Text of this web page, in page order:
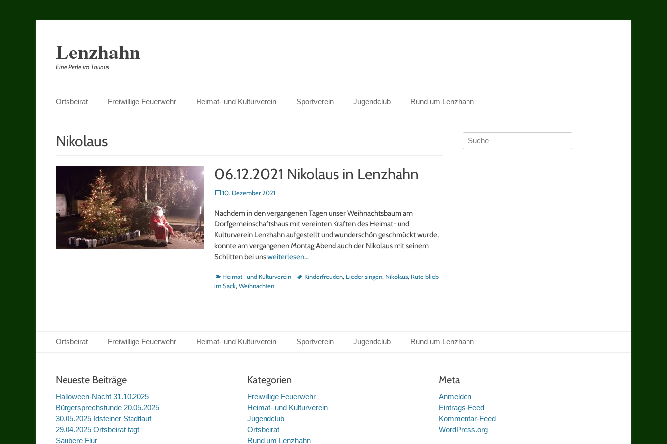
Lenzhahn
Eine Perle im Taunus
Primäres Menü
Inhalt
Ortsbeirat Freiwillige Feuerwehr Heimat- und Kulturverein Sportverein Jugendclub Rund um Lenzhahn
Nikolaus
06.12.2021 Nikolaus in Lenzhahn
Posted10. Dezember 2021
Nachdem in den vergangenen Tagen unser Weihnachtsbaum am
Dorfgemeinschaftshaus mit vereinten Kräften des Heimat- und
Kulturverein Lenzhahn aufgestellt und wunderschön geschmückt wurde,
konnte am vergangenen Montag Abend auch der Nikolaus mit seinem
Schlitten bei unsweiterlesen…
Kategorien
Heimat- und Kulturverein Schlagworte
Kinderfreuden, Lieder singen, Nikolaus, Rute blieb
im Sack, Weihnachten
Suche
nach:
Footer Menu
Inhalt
Ortsbeirat Freiwillige Feuerwehr Heimat- und Kulturverein Sportverein Jugendclub Rund um Lenzhahn
Neueste Beiträge
Halloween-Nacht 31.10.2025
Bürgersprechstunde 20.05.2025
30.05.2025 Idsteiner Stadtlauf
29.04.2025 Ortsbeirat tagt
Saubere Flur
Kategorien
Freiwillige Feuerwehr
Heimat- und Kulturverein
Jugendclub
Ortsbeirat
Rund um Lenzhahn
Meta
Anmelden
Eintrags-Feed
Kommentar-Feed
WordPress.org